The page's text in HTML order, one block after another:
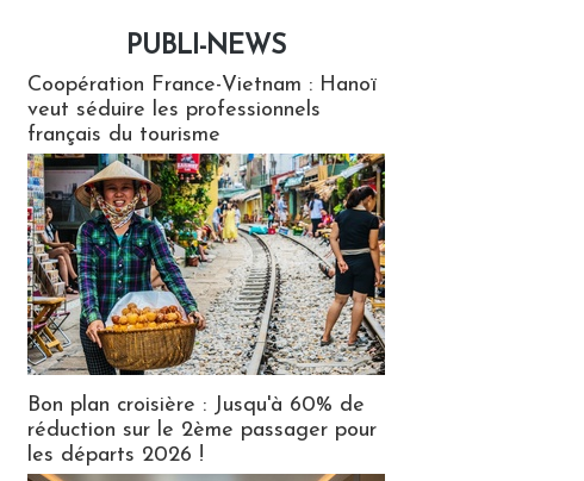
PUBLI-NEWS
Coopération France-Vietnam : Hanoï
veut séduire les professionnels
français du tourisme
Bon plan croisière : Jusqu'à 60% de
réduction sur le 2ème passager pour
les départs 2026 !